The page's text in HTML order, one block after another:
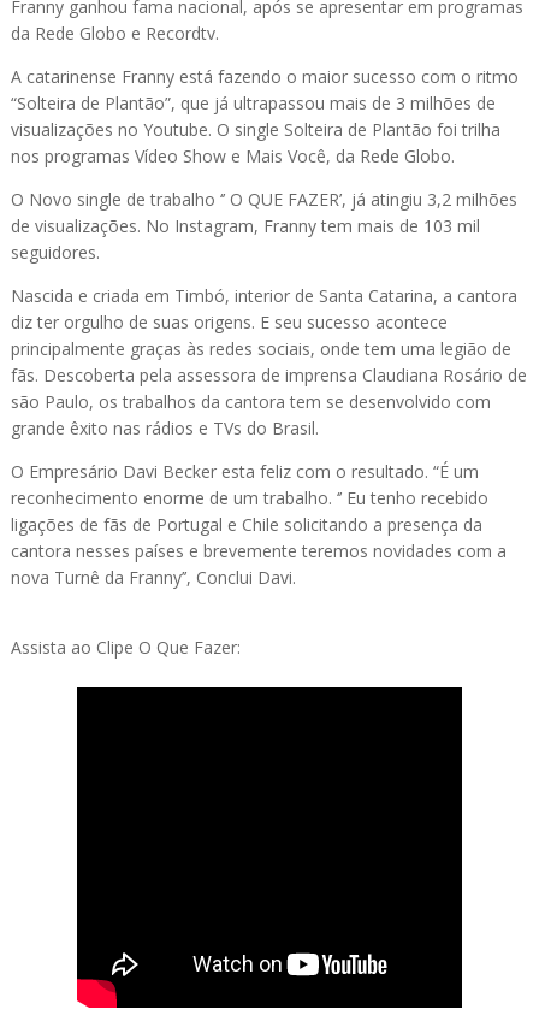
Franny ganhou fama nacional, após se apresentar em programas
da Rede Globo e Recordtv.
A catarinense Franny está fazendo o maior sucesso com o ritmo
“Solteira de Plantão”, que já ultrapassou mais de 3 milhões de
visualizações no Youtube. O single Solteira de Plantão foi trilha
nos programas Vídeo Show e Mais Você, da Rede Globo.
O Novo single de trabalho ‘’ O QUE FAZER’, já atingiu 3,2 milhões
de visualizações. No Instagram, Franny tem mais de 103 mil
seguidores.
Nascida e criada em Timbó, interior de Santa Catarina, a cantora
diz ter orgulho de suas origens. E seu sucesso acontece
principalmente graças às redes sociais, onde tem uma legião de
fãs. Descoberta pela assessora de imprensa Claudiana Rosário de
são Paulo, os trabalhos da cantora tem se desenvolvido com
grande êxito nas rádios e TVs do Brasil.
O Empresário Davi Becker esta feliz com o resultado. “É um
reconhecimento enorme de um trabalho. ‘’ Eu tenho recebido
ligações de fãs de Portugal e Chile solicitando a presença da
cantora nesses países e brevemente teremos novidades com a
nova Turnê da Franny’’, Conclui Davi.
Assista ao Clipe O Que Fazer: